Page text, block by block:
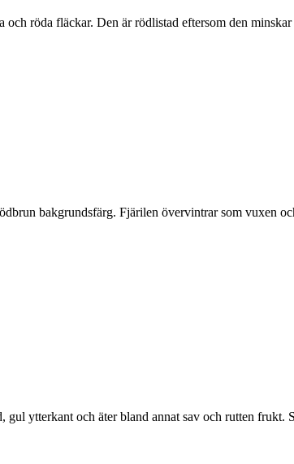
röda fläckar. Den är rödlistad eftersom den
bakgrundsfärg. Fjärilen övervintrar som vuxen
ytterkant och äter bland annat sav och rutten frukt.